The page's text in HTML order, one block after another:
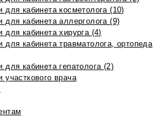
для кабинета косметолога (10)
для кабинета аллерголога (9)
для кабинета хирурга (4)
для кабинета травматолога, ортопеда
для кабинета гепатолога (2)
участкового врача